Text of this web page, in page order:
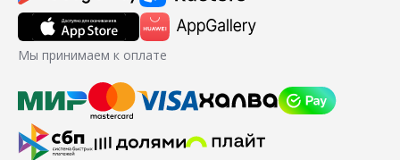
Мы принимаем к оплате